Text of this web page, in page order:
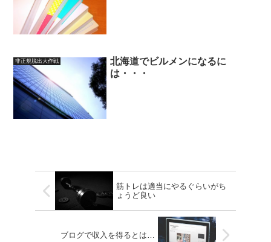
非正規脱出大作戦
北海道でビルメンになるに
は・・・
筋トレは適当にやるぐらいがち
ょうど良い
ブログで収入を得るとは…